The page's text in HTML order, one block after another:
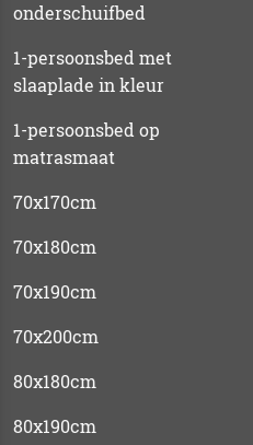
onderschuifbed
1-persoonsbed met
slaaplade in kleur
1-persoonsbed op
matrasmaat
70x170cm
70x180cm
70x190cm
70x200cm
80x180cm
80x190cm